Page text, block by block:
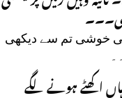
خوشی تم سے دیکھی
اکھٹے ہونے لگے